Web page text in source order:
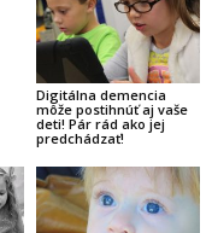
Digitálna demencia
môže postihnúť aj vaše
deti! Pár rád ako jej
predchádzať!